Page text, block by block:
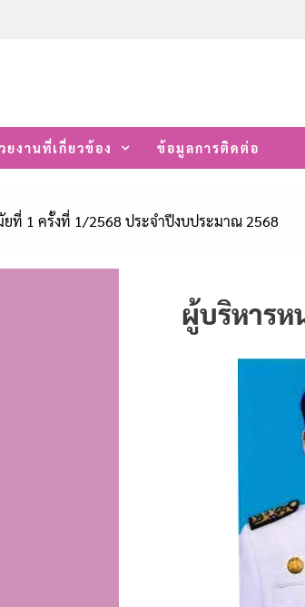
ยงานที่เกี่ยวข้อง ข้อมูลการติดต่อ
ที่ 1 ครั้งที่ 1/2568 ประจำปีงบประมาณ 2568
ผู้บริหารห